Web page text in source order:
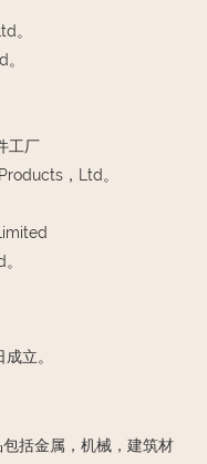
。
工厂
，Ltd。
立。
包括金属，机械，建筑材